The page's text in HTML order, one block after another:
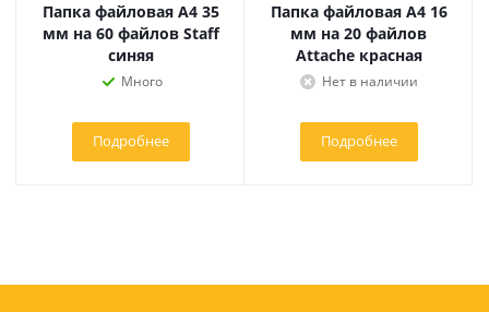
Папка файловая А4 35
мм на 60 файлов Staff
синяя
Много
Подробнее
Папка файловая А4 16
мм на 20 файлов
Attache красная
Нет в наличии
Подробнее